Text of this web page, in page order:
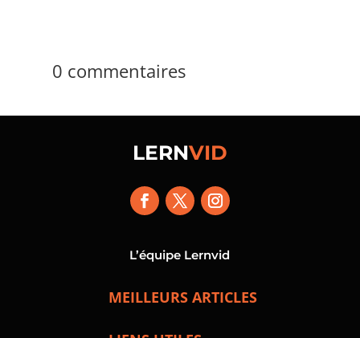
0 commentaires
LERNVID
L’équipe Lernvid
MEILLEURS ARTICLES